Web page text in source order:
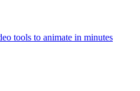
tools to animate in minutes